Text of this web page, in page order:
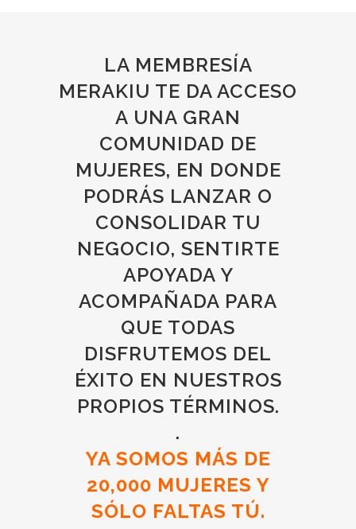
LA MEMBRESÍA
MERAKIU TE DA ACCESO
A UNA GRAN
COMUNIDAD DE
MUJERES, EN DONDE
PODRÁS LANZAR O
CONSOLIDAR TU
NEGOCIO, SENTIRTE
APOYADA Y
ACOMPAÑADA PARA
QUE TODAS
DISFRUTEMOS DEL
ÉXITO EN NUESTROS
PROPIOS TÉRMINOS.
.
YA SOMOS MÁS DE
20,000 MUJERES Y
SÓLO FALTAS TÚ.